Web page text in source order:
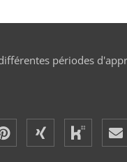
périodes